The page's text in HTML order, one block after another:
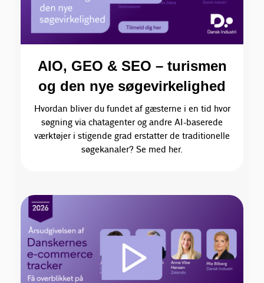
AIO, GEO & SEO – turismen
og den nye søgevirkelighed
Hvordan bliver du fundet af gæsterne i en tid hvor
søgning via chatagenter og andre AI-baserede
værktøjer i stigende grad erstatter de traditionelle
søgekanaler? Se med her.